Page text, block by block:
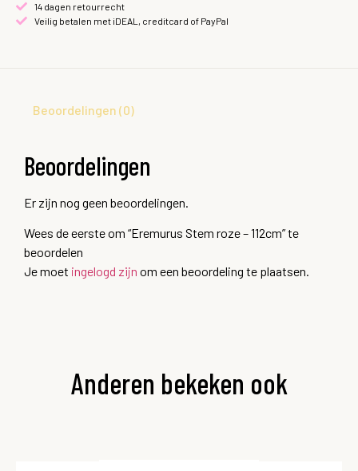
14 dagen retourrecht
Veilig betalen met iDEAL, creditcard of PayPal
Beoordelingen (0)
Beoordelingen
Er zijn nog geen beoordelingen.
Wees de eerste om “Eremurus Stem roze – 112cm” te
beoordelen
Je moet ingelogd zijn om een beoordeling te plaatsen.
Anderen bekeken ook